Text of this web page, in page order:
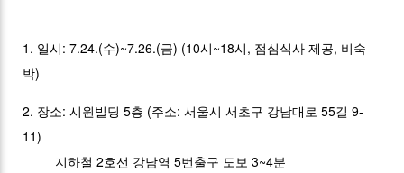
1. 일시: 7.24.(수)~7.26.(금) (10시~18시, 점심식사 제공, 비숙
박)
2. 장소: 시원빌딩 5층 (주소: 서울시 서초구 강남대로 55길 9-
11)
지하철 2호선 강남역 5번출구 도보 3~4분